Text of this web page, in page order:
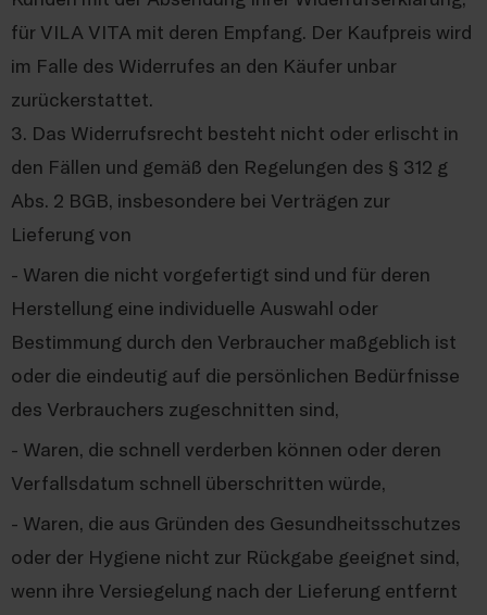
für VILA VITA mit deren Empfang. Der Kaufpreis wird
im Falle des Widerrufes an den Käufer unbar
zurückerstattet.
3. Das Widerrufsrecht besteht nicht oder erlischt in
den Fällen und gemäß den Regelungen des § 312 g
Abs. 2 BGB, insbesondere bei Verträgen zur
Lieferung von
- Waren die nicht vorgefertigt sind und für deren
Herstellung eine individuelle Auswahl oder
Bestimmung durch den Verbraucher maßgeblich ist
oder die eindeutig auf die persönlichen Bedürfnisse
des Verbrauchers zugeschnitten sind,
- Waren, die schnell verderben können oder deren
Verfallsdatum schnell überschritten würde,
- Waren, die aus Gründen des Gesundheitsschutzes
oder der Hygiene nicht zur Rückgabe geeignet sind,
wenn ihre Versiegelung nach der Lieferung entfernt